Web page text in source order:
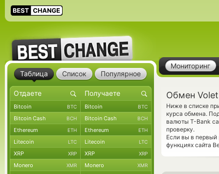
Мониторинг
Обмен Volet
Ниже в списке
курса обмена.
валюты T-Bank
проверку.
Если вы в первый
функциях сайта
Таблица Список Популярное
Bitcoin BTC Bitcoin BTC
Bitcoin Cash BCH Bitcoin Cash BCH
Ethereum ETH Ethereum ETH
Litecoin LTC Litecoin LTC
XRP XRP XRP XRP
Monero XMR Monero XMR